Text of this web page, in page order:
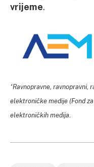
vrijeme.
“Ravnopravne, ravnopravni,
elektroničke medije (Fond
elektroničkih medija